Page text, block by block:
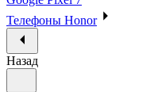
Телефоны Honor
Назад